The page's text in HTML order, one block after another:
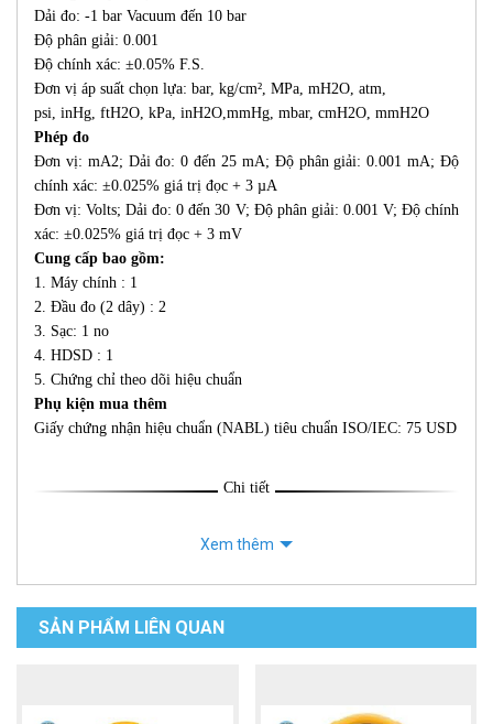
Dải đo: -1 bar Vacuum đến 10 bar
Độ phân giải: 0.001
Độ chính xác: ±0.05% F.S.
Đơn vị áp suất chọn lựa: bar, kg/cm², MPa, mH2O, atm,
psi, inHg, ftH2O, kPa, inH2O,mmHg, mbar, cmH2O, mmH2O
Phép đo
Đơn vị: mA2; Dải đo: 0 đến 25 mA; Độ phân giải: 0.001 mA; Độ
chính xác: ±0.025% giá trị đọc + 3 µA
Đơn vị: Volts; Dải đo: 0 đến 30 V; Độ phân giải: 0.001 V; Độ chính
xác: ±0.025% giá trị đọc + 3 mV
Cung cấp bao gồm:
1. Máy chính : 1
2. Đầu đo (2 dây) : 2
3. Sạc: 1 no
4. HDSD : 1
5. Chứng chỉ theo dõi hiệu chuẩn
Phụ kiện mua thêm
Giấy chứng nhận hiệu chuẩn (NABL) tiêu chuẩn ISO/IEC: 75 USD
Chi tiết
Xem thêm
SẢN PHẨM LIÊN QUAN